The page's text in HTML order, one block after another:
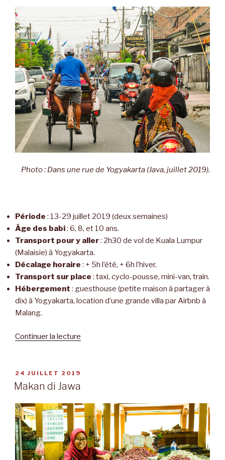
Photo : Dans une rue de Yogyakarta (Java, juillet 2019).
Période : 13-29 juillet 2019 (deux semaines)
Âge des babi: 6, 8, et 10 ans.
Transport pour y aller: 2h30 de vol de Kuala Lumpur
(Malaisie) à Yogyakarta.
Décalage horaire : + 5h l’été, + 6h l’hiver.
Transport sur place : taxi, cyclo-pousse, mini-van, train.
Hébergement : guesthouse (petite maison à partager à
dix) à Yogyakarta, location d’une grande villa par Airbnb à
Malang.
Continuer la lecture
PUBLIÉ
LE
24 JUILLET 2019
Makan di Jawa